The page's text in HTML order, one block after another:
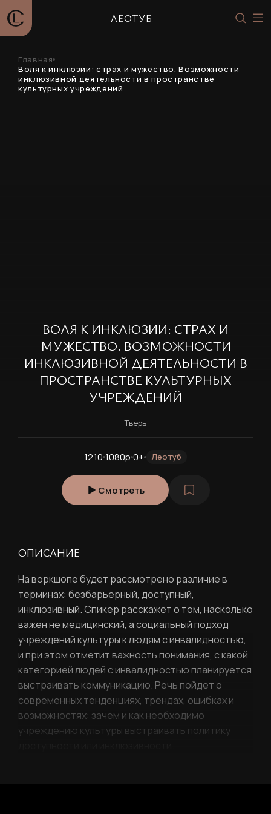
ЛЕОТУБ
Главная
Воля к инклюзии: страх и мужество. Возможности
инклюзивной деятельности в пространстве
культурных учреждений
ВОЛЯ К ИНКЛЮЗИИ: СТРАХ И
МУЖЕСТВО. ВОЗМОЖНОСТИ
ИНКЛЮЗИВНОЙ ДЕЯТЕЛЬНОСТИ В
ПРОСТРАНСТВЕ КУЛЬТУРНЫХ
УЧРЕЖДЕНИЙ
Тверь
12.10 1080p 0+ Леотуб
Смотреть
ОПИСАНИЕ
На воркшопе будет рассмотрено различие в
терминах: безбарьерный, доступный,
инклюзивный. Спикер расскажет о том, насколько
важен не медицинский, а социальный подход
учреждений культуры к людям с инвалидностью,
и при этом отметит важность понимания, с какой
категорией людей с инвалидностью планируется
выстраивать коммуникацию. Речь пойдет о
современных тенденциях, трендах, ошибках и
возможностях: зачем и как необходимо
учреждению культуры выстраивать политику
ЛИЧНЫЙ КАБИНЕТ
Ваш email
РЕГИСТРАЦИЯ
Ваше имя
Фамилия